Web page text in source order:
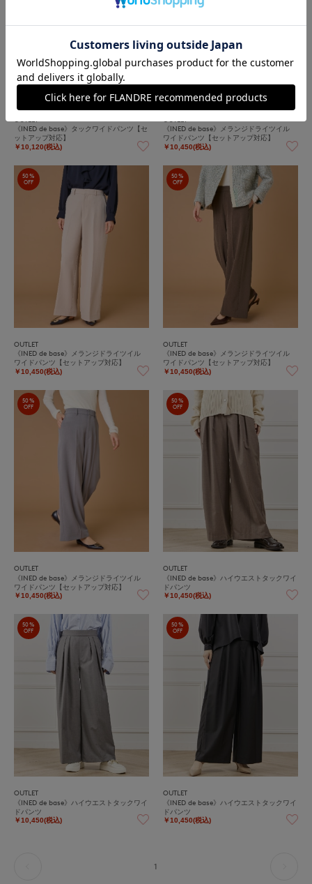
《INED de base》タックワイドパンツ【セ
ットアップ対応】
￥10,120(税込)
《INED de base》メランジドライツイル
ワイドパンツ【セットアップ対応】
￥10,450(税込)
50%
OFF
OUTLET
《INED de base》メランジドライツイル
ワイドパンツ【セットアップ対応】
￥10,450(税込)
50%
OFF
OUTLET
《INED de base》メランジドライツイル
ワイドパンツ【セットアップ対応】
￥10,450(税込)
50%
OFF
OUTLET
《INED de base》メランジドライツイル
ワイドパンツ【セットアップ対応】
￥10,450(税込)
50%
OFF
OUTLET
《INED de base》ハイウエストタックワイ
ドパンツ
￥10,450(税込)
50%
OFF
OUTLET
《INED de base》ハイウエストタックワイ
ドパンツ
￥10,450(税込)
50%
OFF
OUTLET
《INED de base》ハイウエストタックワイ
ドパンツ
￥10,450(税込)
1